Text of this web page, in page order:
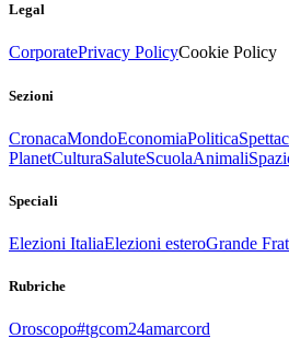
Legal
CorporatePrivacy PolicyCookie Policy
Sezioni
CronacaMondoEconomiaPolitica
PlanetCulturaSaluteScuolaAnimali
Speciali
Elezioni ItaliaElezioni esteroGrande
Rubriche
Oroscopo#tgcom24amarcord